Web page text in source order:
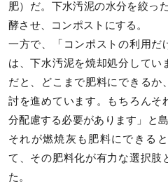
肥）だ。下水汚泥の水分を絞っ
酵させ、コンポストにする。
一方で、「コンポストの利用だ
は、下水汚泥を焼却処分してい
だと、どこまで肥料にできるか
討を進めています。もちろんそ
分配慮する必要があります」と
それが燃焼灰も肥料にできる
て、その肥料化が有力な選択肢
た。